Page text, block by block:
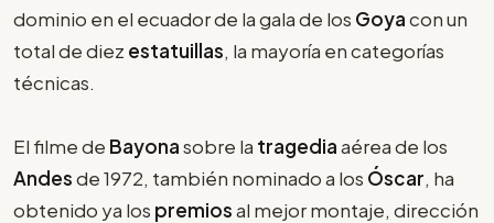
dominio en el ecuador de la gala de los Goyacon un
total de diez estatuillas, la mayoría en categorías
técnicas.
El filme de Bayonasobre la tragediaaérea de los
Andesde 1972, también nominado a los Óscar, ha
obtenido ya los premiosal mejor montaje, dirección